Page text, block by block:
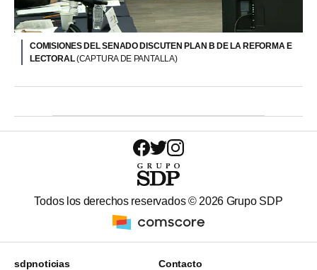
COMISIONES DEL SENADO DISCUTEN PLAN B DE LA REFORMA E
LECTORAL(CAPTURA DE PANTALLA)
Todos los derechos reservados © 2026 Grupo SDP
sdpnoticias Contacto